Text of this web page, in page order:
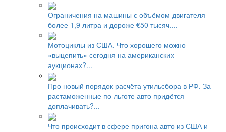
Ограничения на машины с объёмом двигателя
более 1,9 литра и дороже €50 тысяч....
Мотоциклы из США. Что хорошего можно
«выцепить» сегодня на американских
аукционах?...
Про новый порядок расчёта утильсбора в РФ. За
растаможенные по льготе авто придётся
доплачивать?...
Что происходит в сфере пригона авто из США и